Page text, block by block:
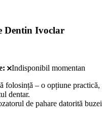
Dentin Ivoclar
Indisponibil momentan
folosință – o opțiune practică,
dentar.
de pahare datorită buzei